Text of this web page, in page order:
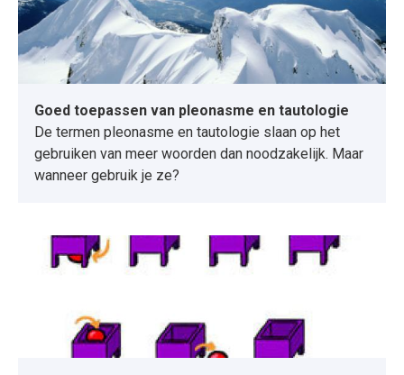
Goed toepassen van pleonasme en tautologie
De termen pleonasme en tautologie slaan op het
gebruiken van meer woorden dan noodzakelijk. Maar
wanneer gebruik je ze?